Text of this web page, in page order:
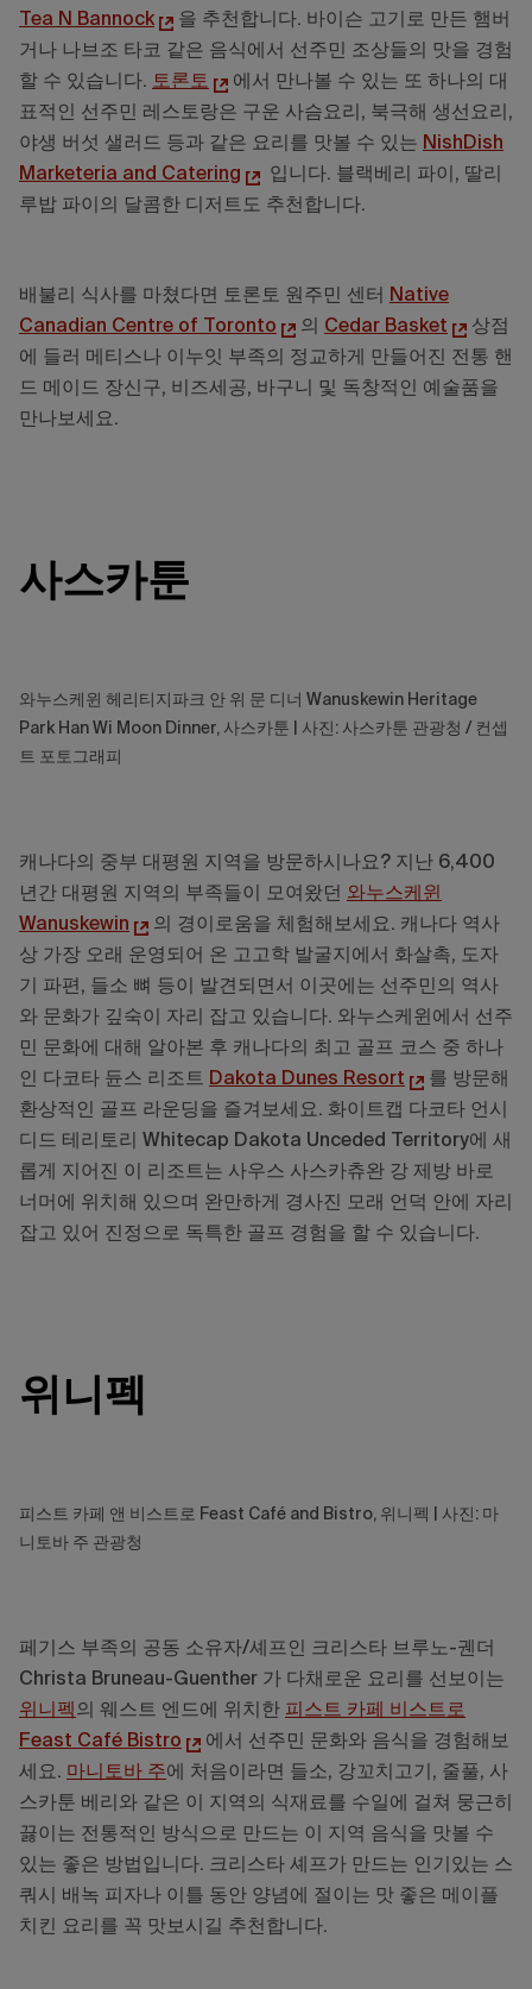
Tea N Bannock
을 추천합니다. 바이슨 고기로 만든 햄버
거나 나브조 타코 같은 음식에서 선주민 조상들의 맛을 경험
할 수 있습니다. 토론토
에서 만나볼 수 있는 또 하나의 대
표적인 선주민 레스토랑은 구운 사슴요리, 북극해 생선요리,
야생 버섯 샐러드 등과 같은 요리를 맛볼 수 있는 NishDish
Marketeria and Catering
입니다. 블랙베리 파이, 딸리
루밥 파이의 달콤한 디저트도 추천합니다.
배불리 식사를 마쳤다면 토론토 원주민 센터
Native
Canadian Centre of Toronto
의 Cedar Basket
상점
에 들러 메티스나 이누잇 부족의 정교하게 만들어진 전통 핸
드 메이드 장신구, 비즈세공, 바구니 및 독창적인 예술품을
만나보세요.
사스카툰
와누스케윈 헤리티지파크 안 위 문 디너 Wanuskewin Heritage
Park Han Wi Moon Dinner, 사스카툰 | 사진: 사스카툰 관광청 / 컨셉
트 포토그래피
캐나다의 중부 대평원 지역을 방문하시나요? 지난 6,400
년간 대평원 지역의 부족들이 모여왔던 와누스케윈
Wanuskewin
의 경이로움을 체험해보세요. 캐나다 역사
상 가장 오래 운영되어 온 고고학 발굴지에서 화살촉, 도자
기 파편, 들소 뼈 등이 발견되면서 이곳에는 선주민의 역사
와 문화가 깊숙이 자리 잡고 있습니다. 와누스케윈에서 선주
민 문화에 대해 알아본 후 캐나다의 최고 골프 코스 중 하나
인 다코타 듄스 리조트 Dakota Dunes Resort
를 방문해
환상적인 골프 라운딩을 즐겨보세요. 화이트캡 다코타 언시
디드 테리토리 Whitecap Dakota Unceded Territory에 새
롭게 지어진 이 리조트는 사우스 사스카츄완 강 제방 바로
너머에 위치해 있으며 완만하게 경사진 모래 언덕 안에 자리
잡고 있어 진정으로 독특한 골프 경험을 할 수 있습니다.
위니펙
피스트 카페 앤 비스트로 Feast Café and Bistro, 위니펙 | 사진: 마
니토바 주 관광청
페기스 부족의 공동 소유자/셰프인 크리스타 브루노-궨더
Christa Bruneau-Guenther 가 다채로운 요리를 선보이는
위니펙의 웨스트 엔드에 위치한 피스트 카페 비스트로
Feast Café Bistro
에서 선주민 문화와 음식을 경험해보
세요. 마니토바 주에 처음이라면 들소, 강꼬치고기, 줄풀, 사
스카툰 베리와 같은 이 지역의 식재료를 수일에 걸쳐 뭉근히
끓이는 전통적인 방식으로 만드는 이 지역 음식을 맛볼 수
있는 좋은 방법입니다. 크리스타 셰프가 만드는 인기있는 스
쿼시 배녹 피자나 이틀 동안 양념에 절이는 맛 좋은 메이플
치킨 요리를 꼭 맛보시길 추천합니다.